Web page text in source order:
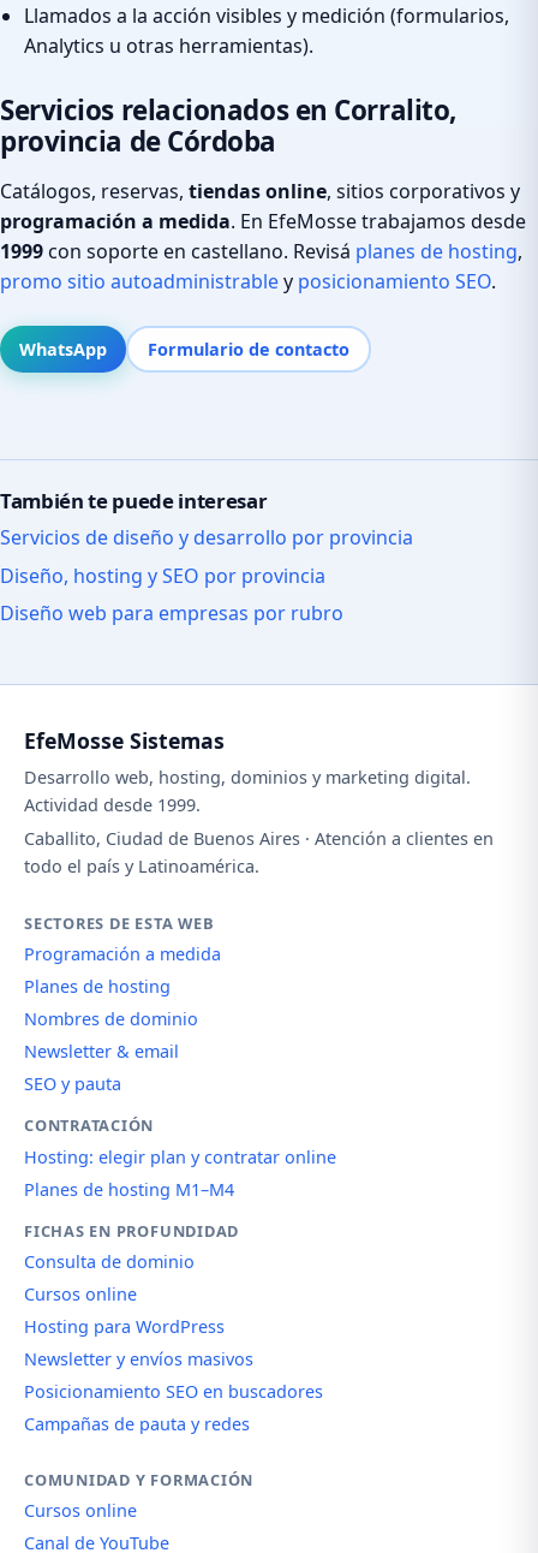
Llamados a la acción visibles y medición (formularios,
Analytics u otras herramientas).
Servicios relacionados en Corralito,
provincia de Córdoba
Catálogos, reservas, tiendas online, sitios corporativos y
programación a medida. En EfeMosse trabajamos desde
1999con soporte en castellano. Revisá planes de hosting,
promo sitio autoadministrabley posicionamiento SEO.
WhatsApp Formulario de contacto
También te puede interesar
Servicios de diseño y desarrollo por provincia
Diseño, hosting y SEO por provincia
Diseño web para empresas por rubro
EfeMosse Sistemas
Desarrollo web, hosting, dominios y marketing digital.
Actividad desde 1999.
Caballito, Ciudad de Buenos Aires · Atención a clientes en
todo el país y Latinoamérica.
SECTORES DE ESTA WEB
Programación a medida
Planes de hosting
Nombres de dominio
Newsletter & email
SEO y pauta
CONTRATACIÓN
Hosting: elegir plan y contratar online
Planes de hosting M1–M4
FICHAS EN PROFUNDIDAD
Consulta de dominio
Cursos online
Hosting para WordPress
Newsletter y envíos masivos
Posicionamiento SEO en buscadores
Campañas de pauta y redes
COMUNIDAD Y FORMACIÓN
Cursos online
Canal de YouTube